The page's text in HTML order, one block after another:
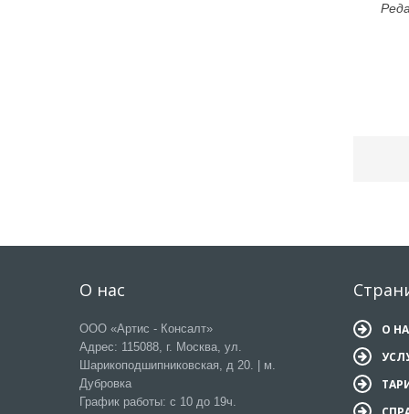
О нас
ООО «Артис - Консалт»
Адрес: 115088, г. Москва, ул.
Шарикоподшипниковская, д 20. | м.
Дубровка
График работы: с 10 до 19ч.
О